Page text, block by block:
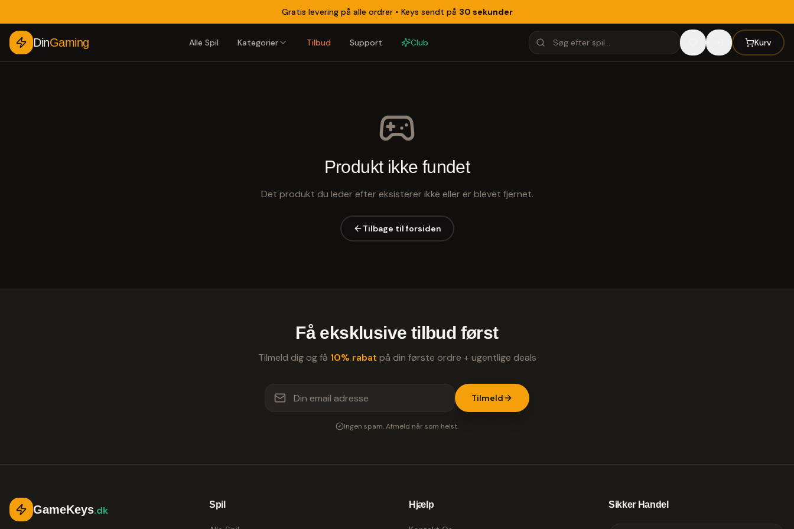
Gratis levering på alle ordrer • Keys sendt på 30 sekunder
DinGaming Alle Spil Kategorier Tilbud Support Club Kurv
Produkt ikke fundet
Det produkt du leder efter eksisterer ikke eller er blevet fjernet.
Tilbage til forsiden
Få eksklusive tilbud først
Tilmeld dig og få 10% rabat på din første ordre + ugentlige deals
Tilmeld
Ingen spam. Afmeld når som helst.
GameKeys.dk Spil Hjælp Sikker Handel